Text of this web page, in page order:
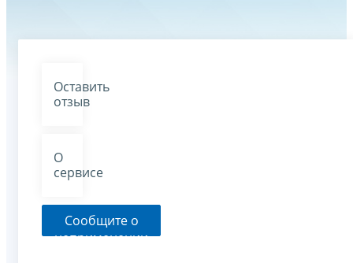
Оставить
отзыв
О
сервисе
Сообщите о
неприменении